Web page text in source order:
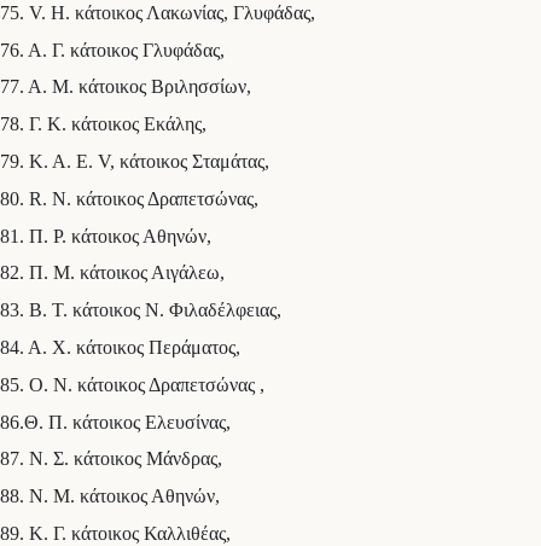
75. V. H. κάτοικος Λακωνίας, Γλυφάδας,
76. Α. Γ. κάτοικος Γλυφάδας,
77. Α. Μ. κάτοικος Βριλησσίων,
78. Γ. Κ. κάτοικος Εκάλης,
79. Κ. Α. Ε. V, κάτοικος Σταμάτας,
80. R. Ν. κάτοικος Δραπετσώνας,
81. Π. Ρ. κάτοικος Αθηνών,
82. Π. Μ. κάτοικος Αιγάλεω,
83. Β. Τ. κάτοικος Ν. Φιλαδέλφειας,
84. Α. Χ. κάτοικος Περάματος,
85. Ο. Ν. κάτοικος Δραπετσώνας ,
86.Θ. Π. κάτοικος Ελευσίνας,
87. Ν. Σ. κάτοικος Μάνδρας,
88. Ν. Μ. κάτοικος Αθηνών,
89. Κ. Γ. κάτοικος Καλλιθέας,